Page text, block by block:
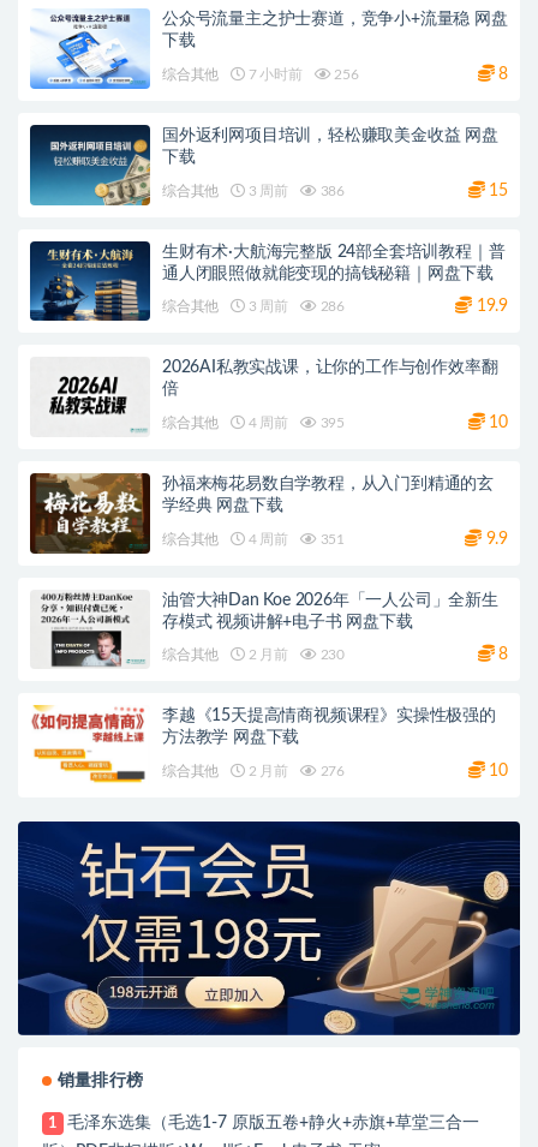
公众号流量主之护士赛道，竞争小+流量稳 网盘
下载
综合其他 7 小时前 256 8
国外返利网项目培训，轻松赚取美金收益 网盘
下载
综合其他 3 周前 386 15
生财有术·大航海完整版 24部全套培训教程｜普
通人闭眼照做就能变现的搞钱秘籍｜网盘下载
综合其他 3 周前 286 19.9
2026AI私教实战课，让你的工作与创作效率翻
倍
综合其他 4 周前 395 10
孙福来梅花易数自学教程，从入门到精通的玄
学经典 网盘下载
综合其他 4 周前 351 9.9
油管大神Dan Koe 2026年「一人公司」全新生
存模式 视频讲解+电子书 网盘下载
综合其他 2 月前 230 8
李越《15天提高情商视频课程》实操性极强的
方法教学 网盘下载
综合其他 2 月前 276 10
销量排行榜
1
毛泽东选集（毛选1-7 原版五卷+静火+赤旗+草堂三合一